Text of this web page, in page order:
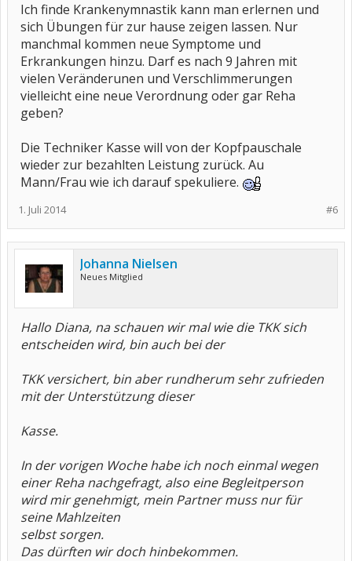
Ich finde Krankenymnastik kann man erlernen und
sich Übungen für zur hause zeigen lassen. Nur
manchmal kommen neue Symptome und
Erkrankungen hinzu. Darf es nach 9 Jahren mit
vielen Veränderunen und Verschlimmerungen
vielleicht eine neue Verordnung oder gar Reha
geben?
Die Techniker Kasse will von der Kopfpauschale
wieder zur bezahlten Leistung zurück. Au
Mann/Frau wie ich darauf spekuliere.
#6
1. Juli 2014
Johanna Nielsen
Neues Mitglied
Hallo Diana, na schauen wir mal wie die TKK sich
entscheiden wird, bin auch bei der
TKK versichert, bin aber rundherum sehr zufrieden
mit der Unterstützung dieser
Kasse.
In der vorigen Woche habe ich noch einmal wegen
einer Reha nachgefragt, also eine Begleitperson
wird mir genehmigt, mein Partner muss nur für
seine Mahlzeiten
selbst sorgen.
Das dürften wir doch hinbekommen.